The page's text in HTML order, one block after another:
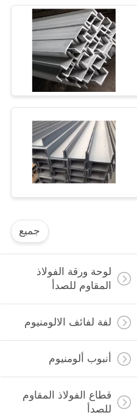
جميع
لوحة ورقة الفولاذ
المقاوم للصدأ
لفة لفائف الالومنيوم
أنبوب ألومنيوم
قطاع الفولاذ المقاوم
للصدأ